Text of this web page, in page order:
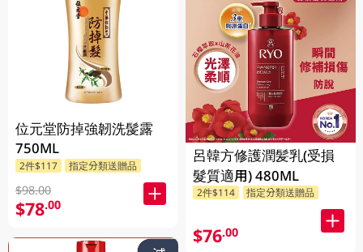
位元堂防掉強韌洗髲露
750ML
2件$117 指定分類送贈品
$98.00
$78.00
呂韓方修護潤髪乳(受損
髮質適用) 480ML
2件$114 指定分類送贈品
$76.00